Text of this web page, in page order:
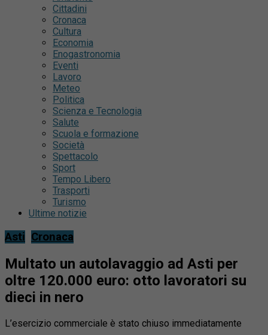
Cittadini
Cronaca
Cultura
Economia
Enogastronomia
Eventi
Lavoro
Meteo
Politica
Scienza e Tecnologia
Salute
Scuola e formazione
Società
Spettacolo
Sport
Tempo Libero
Trasporti
Turismo
Ultime notizie
Asti Cronaca
Multato un autolavaggio ad Asti per
oltre 120.000 euro: otto lavoratori su
dieci in nero
L’esercizio commerciale è stato chiuso immediatamente